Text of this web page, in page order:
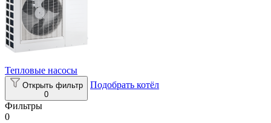
Тепловые насосы
Открыть фильтр
0
Подобрать котёл
Фильтры
0